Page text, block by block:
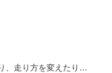
、走り方を変えたり…